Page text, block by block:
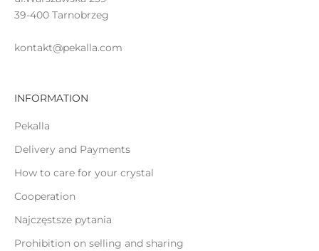
39-400 Tarnobrzeg
kontakt@pekalla.com
INFORMATION
Pekalla
Delivery and Payments
How to care for your crystal
Cooperation
Najczęstsze pytania
Prohibition on selling and sharing